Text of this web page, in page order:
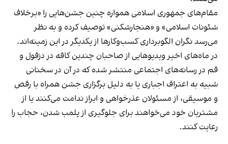
مقام‌های جمهوری اسلامی همواره چنین جشن‌هایی را «برخلاف
شئونات اسلامی» و «هنجارشکنی» توصیف کرده و به نظر
می‌رسد نگران الگوبرداری کسب‌وکارها از یکدیگر در این زمینه‌اند.
در ماه‌های اخیر ویدیوهایی از صاحبان چندین کافه در دزفول و
قم در رسانه‌های اجتماعی منتشر شده که در آن در سخنانی
شبیه به اعتراف اجباری یا به دلیل برگزاری جشن همراه با رقص
و موسیقی، از مسئولان عذرخواهی و ابراز ندامت می‌کنند یا از
مشتریان خود می‌خواهند برای جلوگیری از پلمب شدن، حجاب را
رعایت کنند.